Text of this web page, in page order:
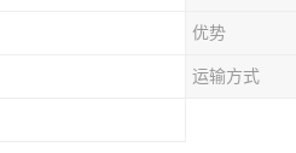
优势
运输方式